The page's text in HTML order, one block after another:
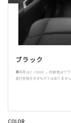
ブラック
■写真はZ（2WD）。内装色はブ
走行状態を示すものではありません
COLOR